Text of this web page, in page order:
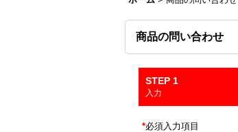
商品の問い合わせ
STEP 1
入力
*必須入力項目